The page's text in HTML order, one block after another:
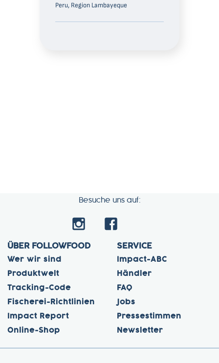
Peru, Region Lambayeque
Besuche uns auf:
ÜBER FOLLOWFOOD
Wer wir sind
Produktwelt
Tracking-Code
Fischerei-Richtlinien
Impact Report
Online-Shop
SERVICE
Impact-ABC
Händler
FAQ
Jobs
Pressestimmen
Newsletter